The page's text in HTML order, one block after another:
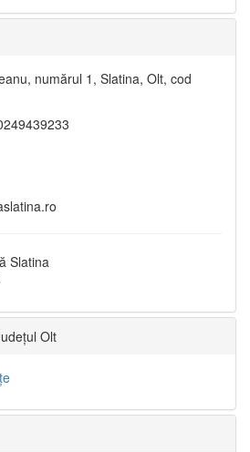
numărul 1, Slatina, Olt, cod
Slatina
Olt